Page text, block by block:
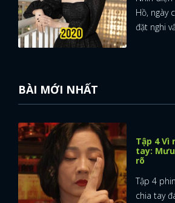
FACEBOOK
Hồ, ngày
đặt nghi
BÀI MỚI NHẤT
Tập 4 Vì
tay:
rõ
Tập 4
chia tay